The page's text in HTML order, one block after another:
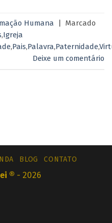
Humana |
Marcado
,Igreja
,Pais,Palavra,Paternidade,
Deixe um comentário
BLOG CONTATO
® - 2026